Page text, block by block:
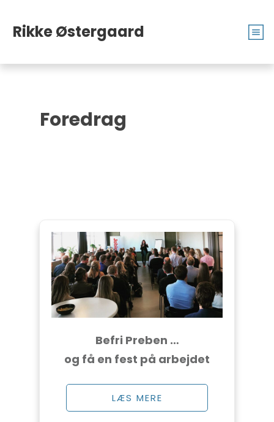
RikkeØstergaard
Foredrag
Befri Preben …
og få en fest på arbejdet
LÆS MERE